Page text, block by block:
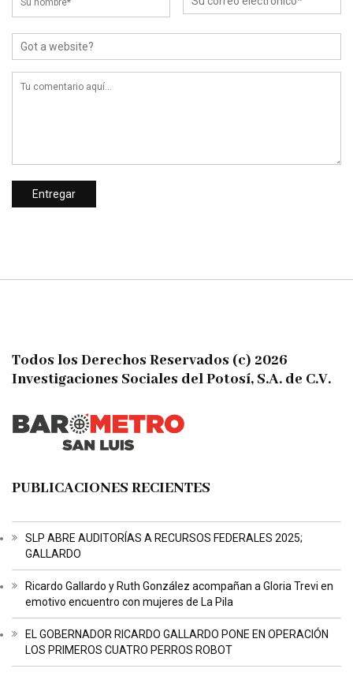
Todos los Derechos Reservados (c) 2026
Investigaciones Sociales del Potosí, S.A. de C.V.
PUBLICACIONES RECIENTES
SLP ABRE AUDITORÍAS A RECURSOS FEDERALES 2025;
GALLARDO
Ricardo Gallardo y Ruth González acompañan a Gloria Trevi en
emotivo encuentro con mujeres de La Pila
EL GOBERNADOR RICARDO GALLARDO PONE EN OPERACIÓN
LOS PRIMEROS CUATRO PERROS ROBOT